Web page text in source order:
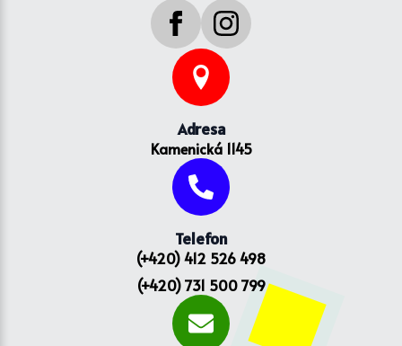
Adresa
Kamenická 1145
Telefon
(+420) 412 526 498
(+420) 731 500 799